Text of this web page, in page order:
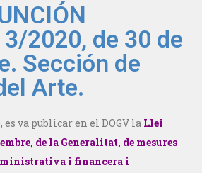
3/2020, de 30 de
Sección de
Arte.
es va publicar en el DOGV la Llei
de la Generalitat, de mesures
i financera i